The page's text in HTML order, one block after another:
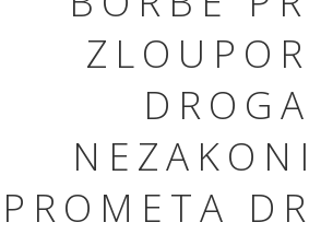
PROMETA